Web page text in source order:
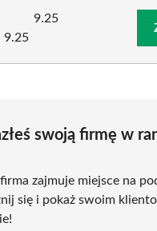
9.25
9.25
swoją firmę w
zajmuje miejsce na
się i pokaż swoim